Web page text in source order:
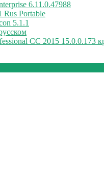
6.11.0.47988
Rus Portable
5.1.1
CC 2015 15.0.0.173